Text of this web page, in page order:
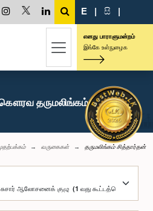
E | සි |
எனது பாராளுமன்றம்
இங்கே உள்நுழைக
கௌரவ தருமலிங்கம்
வருகைகள் தருமலிங்கம் சித்தார்தன்